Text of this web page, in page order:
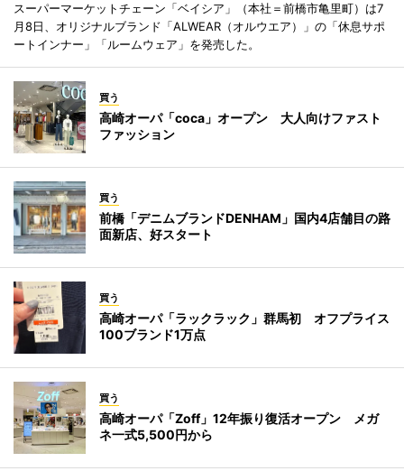
スーパーマーケットチェーン「ベイシア」（本社＝前橋市亀里町）は7
月8日、オリジナルブランド「ALWEAR（オルウエア）」の「休息サポ
ートインナー」「ルームウェア」を発売した。
買う
高崎オーパ「coca」オープン 大人向けファスト
ファッション
買う
前橋「デニムブランドDENHAM」国内4店舗目の路
面新店、好スタート
買う
高崎オーパ「ラックラック」群馬初 オフプライス
100ブランド1万点
買う
高崎オーパ「Zoff」12年振り復活オープン メガ
ネ一式5,500円から